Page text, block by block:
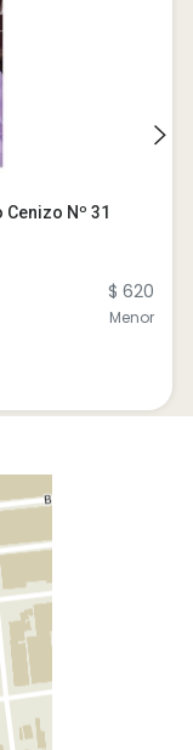
Nº 31
$ 620
Menor